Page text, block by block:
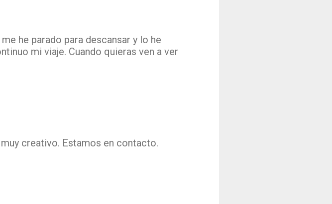
he parado para descansar y lo he
mi viaje. Cuando quieras ven a ver
creativo. Estamos en contacto.